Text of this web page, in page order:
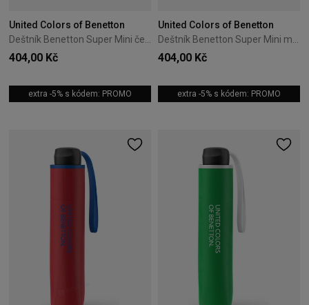
United Colors of Benetton
404,00 Kč
extra -5% s kódem: PROMO
United Colors of Benetton
404,00 Kč
extra -5% s kódem: PROMO